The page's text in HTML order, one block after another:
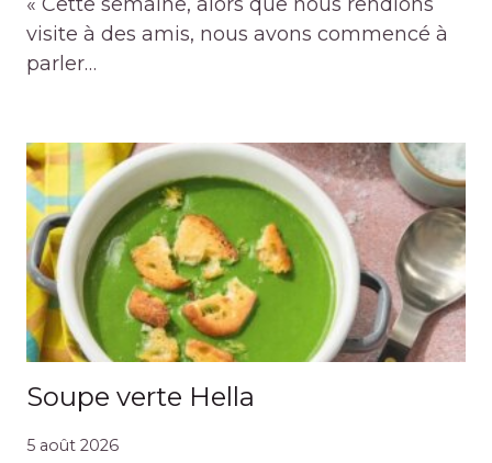
visite à des amis, nous avons commencé à
parler…
Soupe verte Hella
5 août 2026